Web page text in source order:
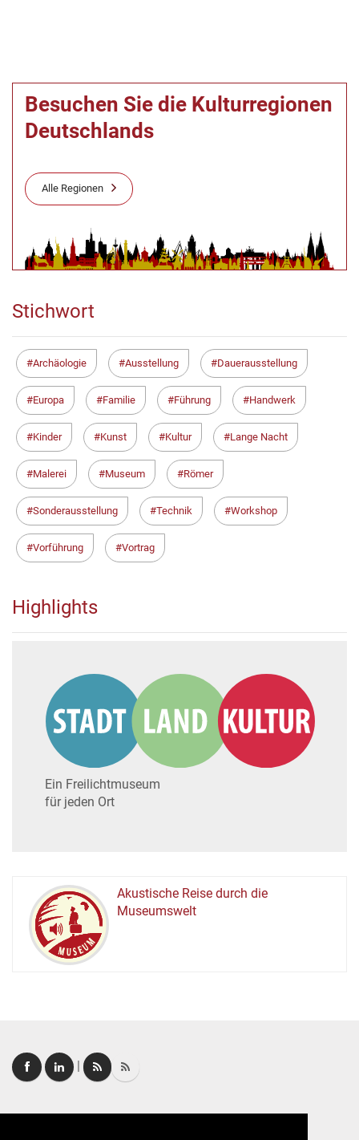
Besuchen Sie die Kulturregionen
Deutschlands
Alle Regionen
Stichwort
Archäologie Ausstellung Dauerausstellung
Europa Familie Führung Handwerk
Kinder Kunst Kultur Lange Nacht
Malerei Museum Römer
Sonderausstellung Technik Workshop
Vorführung Vortrag
Highlights
Ein Freilichtmuseum
für jeden Ort
MUSEUM
Akustische Reise durch die
Museumswelt